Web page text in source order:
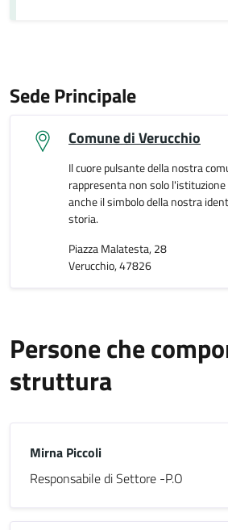
Sede Principale
Comune di Verucchio
Il cuore pulsante della nostra
rappresenta non solo
anche il simbolo della nostra
storia.
Piazza Malatesta, 28
Verucchio, 47826
Persone che
struttura
Mirna Piccoli
Responsabile di Settore -P.O